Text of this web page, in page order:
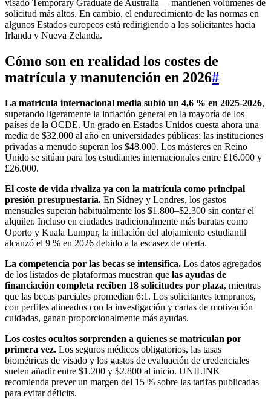
visado Temporary Graduate de Australia— mantienen volúmenes de
solicitud más altos. En cambio, el endurecimiento de las normas en
algunos Estados europeos está redirigiendo a los solicitantes hacia
Irlanda y Nueva Zelanda.
Cómo son en realidad los costes de
matrícula y manutención en 2026#
La matrícula internacional media subió un 4,6 % en 2025-2026,
superando ligeramente la inflación general en la mayoría de los
países de la OCDE. Un grado en Estados Unidos cuesta ahora una
media de $32.000 al año en universidades públicas; las instituciones
privadas a menudo superan los $48.000. Los másteres en Reino
Unido se sitúan para los estudiantes internacionales entre £16.000 y
£26.000.
El coste de vida rivaliza ya con la matrícula como principal
presión presupuestaria. En Sídney y Londres, los gastos
mensuales superan habitualmente los $1.800–$2.300 sin contar el
alquiler. Incluso en ciudades tradicionalmente más baratas como
Oporto y Kuala Lumpur, la inflación del alojamiento estudiantil
alcanzó el 9 % en 2026 debido a la escasez de oferta.
La competencia por las becas se intensifica. Los datos agregados
de los listados de plataformas muestran que las ayudas de
financiación completa reciben 18 solicitudes por plaza, mientras
que las becas parciales promedian 6:1. Los solicitantes tempranos,
con perfiles alineados con la investigación y cartas de motivación
cuidadas, ganan proporcionalmente más ayudas.
Los costes ocultos sorprenden a quienes se matriculan por
primera vez. Los seguros médicos obligatorios, las tasas
biométricas de visado y los gastos de evaluación de credenciales
suelen añadir entre $1.200 y $2.800 al inicio. UNILINK
recomienda prever un margen del 15 % sobre las tarifas publicadas
para evitar déficits.